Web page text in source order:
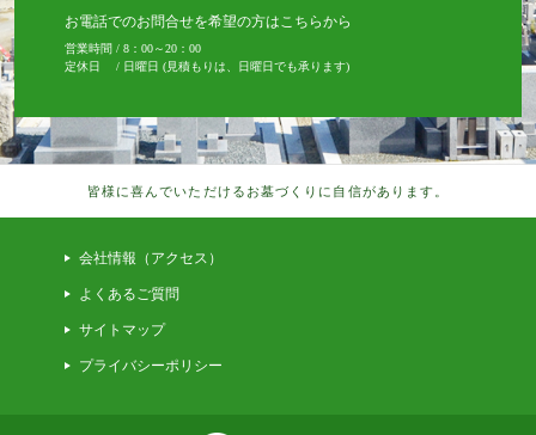
お電話でのお問合せを希望の方はこちらから
営業時間 / 8：00～20：00
定休日 / 日曜日 (見積もりは、日曜日でも承ります)
皆様に喜んでいただけるお墓づくりに自信があります。
会社情報（アクセス）
よくあるご質問
サイトマップ
プライバシーポリシー